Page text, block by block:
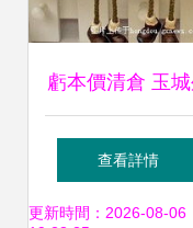
虧本價清倉 玉
貿樹脂工藝品存
轉讓，歡迎上門
查看詳情
更新時間：2026-08-06